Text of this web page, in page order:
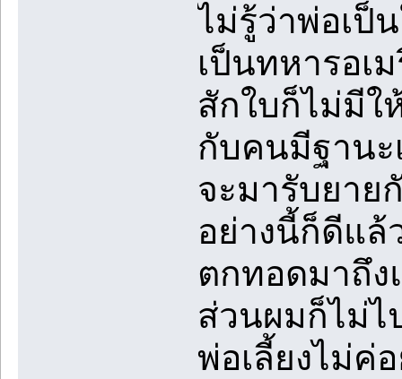
ไม่รู้ว่าพ่อเป็
เป็นทหารอเ
สักใบก็ไม่มีใ
กับคนมีฐานะ
จะมารับยาย
อย่างนี้ก็ดีแล้
ตกทอดมาถึง
ส่วนผมก็ไม่ไ
พ่อเลี้ยงไม่ค่